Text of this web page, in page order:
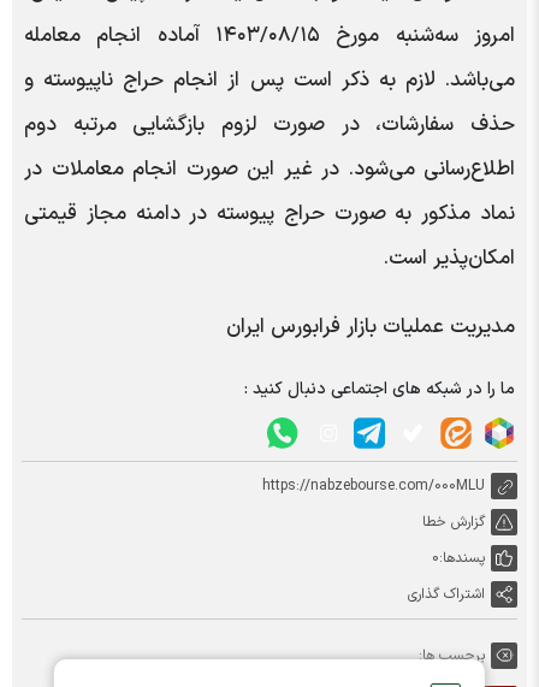
امروز سه‌شنبه مورخ ۱۴۰۳/۰۸/۱۵ آماده انجام معامله
می‌باشد. لازم به ذکر است پس از انجام حراج ناپیوسته و
حذف سفارشات، در صورت لزوم بازگشایی مرتبه دوم
اطلاع‌رسانی می‌شود. در غیر این صورت انجام معاملات در
نماد مذکور به صورت حراج پیوسته در دامنه مجاز قیمتی
امکان‌پذیر است.
مدیریت عملیات بازار فرابورس ایران
ما را در شبکه های اجتماعی دنبال کنید :
https://nabzebourse.com/000MLU
گزارش خطا
پسندها:0
اشتراک گذاری
برچسب ها: